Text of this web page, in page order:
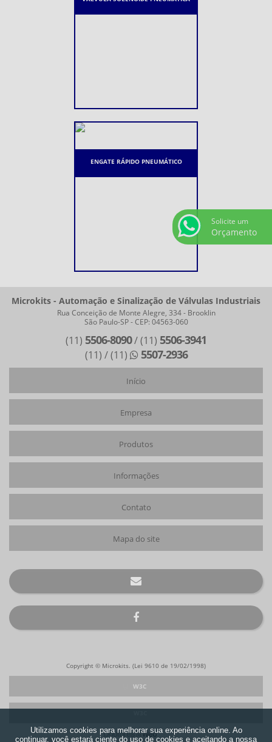
ENGATE RÁPIDO PNEUMÁTICO
Microkits - Automação e Sinalização de Válvulas Industriais
Rua Conceição de Monte Alegre, 334 - Brooklin
São Paulo-SP - CEP: 04563-060
(11) 5506-8090/ (11) 5506-3941
(11) / (11) 5507-2936
Início
Empresa
Produtos
Informações
Contato
Mapa do site
Copyright © Microkits. (Lei 9610 de 19/02/1998)
W3C
Solicite um
Orçamento